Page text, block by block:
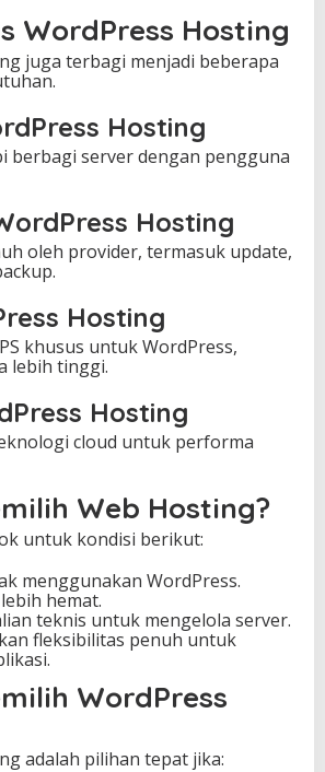
WordPress Hosting
juga terbagi menjadi beberapa
Hosting
berbagi server dengan pengguna
Hosting
oleh provider, termasuk update,
Hosting
khusus untuk WordPress,
lebih tinggi.
Hosting
cloud untuk performa
Web Hosting?
untuk kondisi berikut:
menggunakan WordPress.
hemat.
teknis untuk mengelola server.
fleksibilitas penuh untuk
WordPress
adalah pilihan tepat jika: